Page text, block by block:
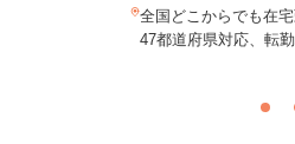
全国どこからでも在
47都道府県対応、転勤